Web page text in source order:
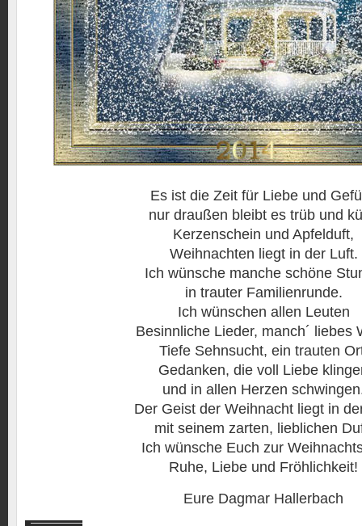
Es ist die Zeit für Liebe und
nur draußen bleibt es trüb und
Kerzenschein und Apfelduft,
Weihnachten liegt in der Luft.
Ich wünsche manche schöne
in trauter Familienrunde.
Ich wünschen allen Leuten
Besinnliche Lieder, manch´ liebes
Tiefe Sehnsucht, ein trauten
Gedanken, die voll Liebe
und in allen Herzen
Der Geist der Weihnacht liegt in
mit seinem zarten, lieblichen
Ich wünsche Euch zur
Ruhe, Liebe und Fröhlichkeit!
Eure Dagmar Hallerbach